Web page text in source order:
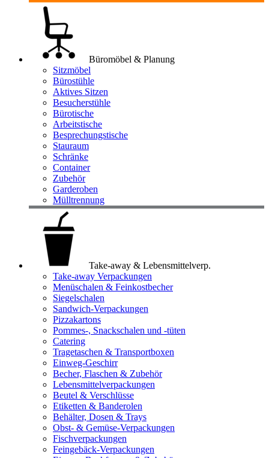
Büromöbel & Planung
Sitzmöbel
Bürostühle
Aktives Sitzen
Besucherstühle
Bürotische
Arbeitstische
Besprechungstische
Stauraum
Schränke
Container
Zubehör
Garderoben
Mülltrennung
Take-away & Lebensmittelverp.
Take-away Verpackungen
Menüschalen & Feinkostbecher
Siegelschalen
Sandwich-Verpackungen
Pizzakartons
Pommes-, Snackschalen und -tüten
Catering
Tragetaschen & Transportboxen
Einweg-Geschirr
Becher, Flaschen & Zubehör
Lebensmittelverpackungen
Beutel & Verschlüsse
Etiketten & Banderolen
Behälter, Dosen & Trays
Obst- & Gemüse-Verpackungen
Fischverpackungen
Feingebäck-Verpackungen